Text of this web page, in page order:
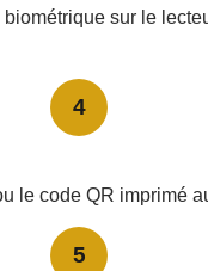
sur le
4
le code QR imprimé
5